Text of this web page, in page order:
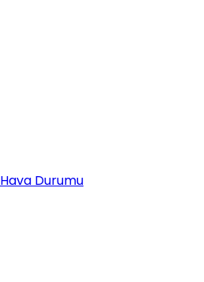
Hava Durumu